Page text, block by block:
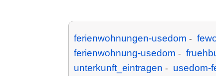
ferienwohnungen-usedom -
ferienwohnung-usedom -
unterkunft_eintragen - usedom-